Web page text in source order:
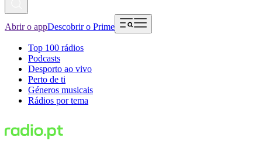
Abrir o appDescobrir o Prime
Top 100 rádios
Podcasts
Desporto ao vivo
Perto de ti
Géneros musicais
Rádios por tema